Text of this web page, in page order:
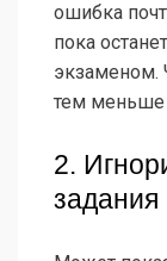
ошибка
пока
экзаменом.
тем меньше
2.
задания